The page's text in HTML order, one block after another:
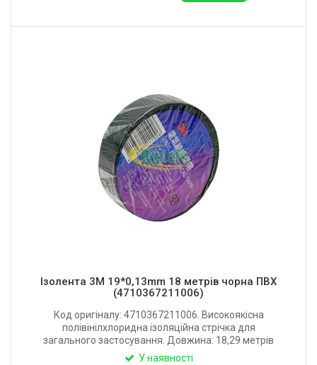
Ізолента 3М 19*0,13mm 18 метрів чорна ПВХ
(4710367211006)
Код оригіналу: 4710367211006. Високоякісна
полівінілхлоридна ізоляційна стрічка для
загального застосування. Довжина: 18,29 метрів
(20 ярдів). Ширина: 19 мм. Товщина: 0,13 мм.
У наявності